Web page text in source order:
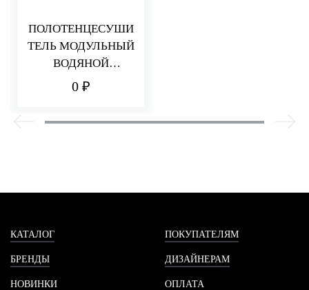
ПОЛОТЕНЦЕСУШИ
ТЕЛЬ МОДУЛЬНЫЙ
ВОДЯНОЙ
MARGAROLI LUNA
0 ₽
КАТАЛОГ
БРЕНДЫ
НОВИНКИ
ПОКУПАТЕЛЯМ
ДИЗАЙНЕРАМ
ОПЛАТА